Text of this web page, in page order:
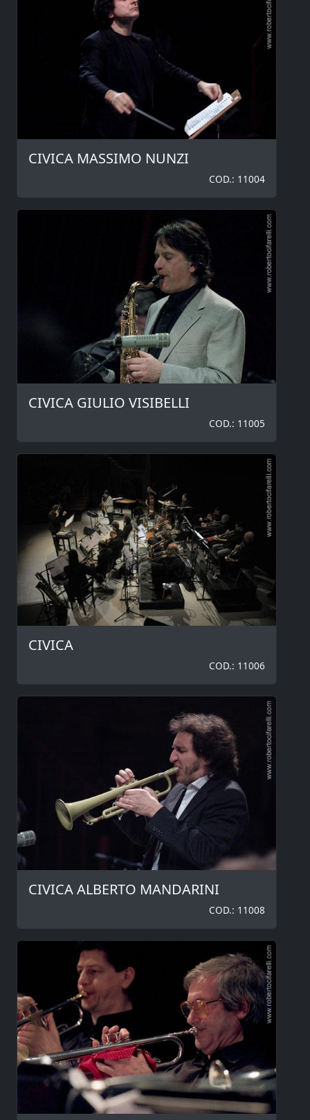
CIVICA MASSIMO NUNZI
COD.: 11004
CIVICA GIULIO VISIBELLI
COD.: 11005
CIVICA
COD.: 11006
CIVICA ALBERTO MANDARINI
COD.: 11008